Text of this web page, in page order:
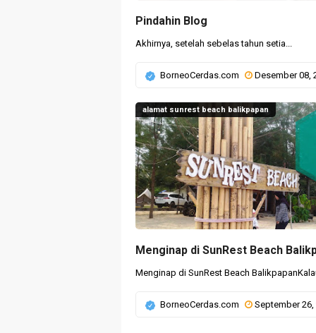
Pindahin Blog
Akhirnya, setelah sebelas tahun setia...
BorneoCerdas.com Desember 08,
alamat sunrest beach balikpapan
Menginap di SunRest Beach
BorneoCerdas.com September 26,